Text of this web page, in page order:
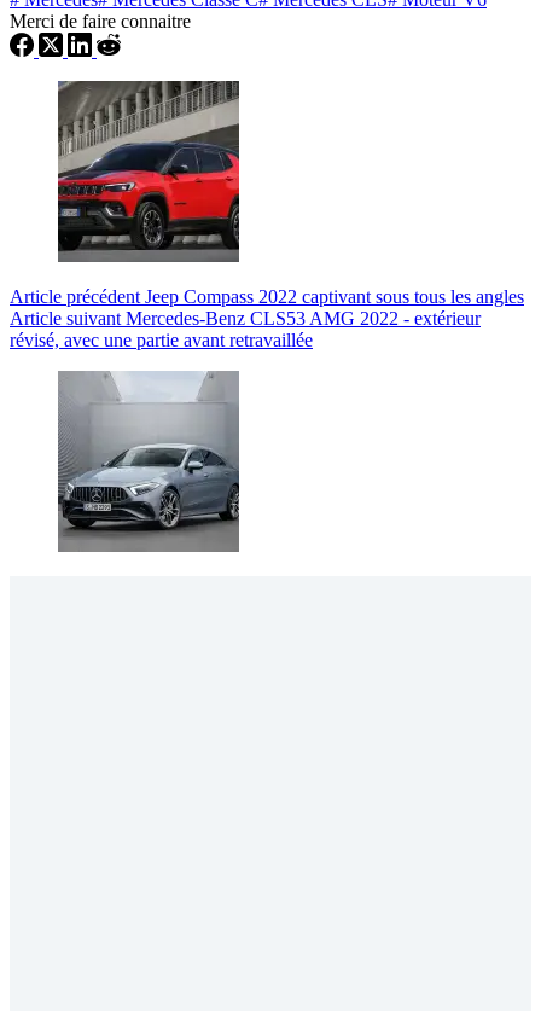
Merci de faire connaitre
Article précédent Jeep Compass 2022 captivant sous tous les angles
Article suivant Mercedes-Benz CLS53 AMG 2022 - extérieur
révisé, avec une partie avant retravaillée